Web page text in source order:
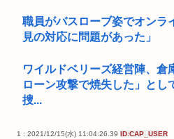
職員がバスローブ姿でオン
見の対応に問題があった」
ワイルドベリーズ経営陣、倉
ローン攻撃で焼失した」と
捜...
1 : 2021/12/15(水) 11:04:26.39 ID:CAP_USER